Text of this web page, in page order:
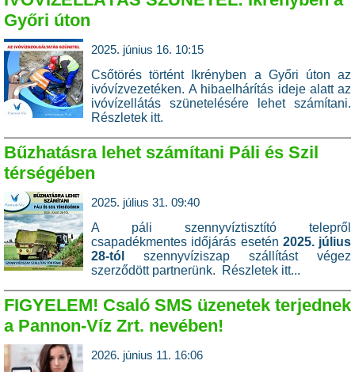
Győri úton
2025. június 16. 10:15
Csőtörés történt Ikrényben a Győri úton az
ivóvízvezetéken. A hibaelhárítás ideje alatt az
ivóvízellátás szünetelésére lehet számítani.
Részletek itt.
Bűzhatásra lehet számítani Páli és Szil
térségében
2025. július 31. 09:40
A páli szennyvíztisztító telepről
csapadékmentes időjárás esetén 2025. július
28-tól
szennyvíziszap szállítást végez
szerződött partnerünk.
Részletek itt...
FIGYELEM! Csaló SMS üzenetek terjednek
a Pannon-Víz Zrt. nevében!
2026. június 11. 16:06